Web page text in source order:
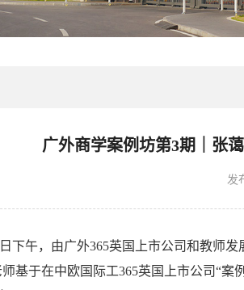
广外商学案例坊第3期｜张
发
日下午，由广外365英国上市公司和教师
基于在中欧国际工365英国上市公司“